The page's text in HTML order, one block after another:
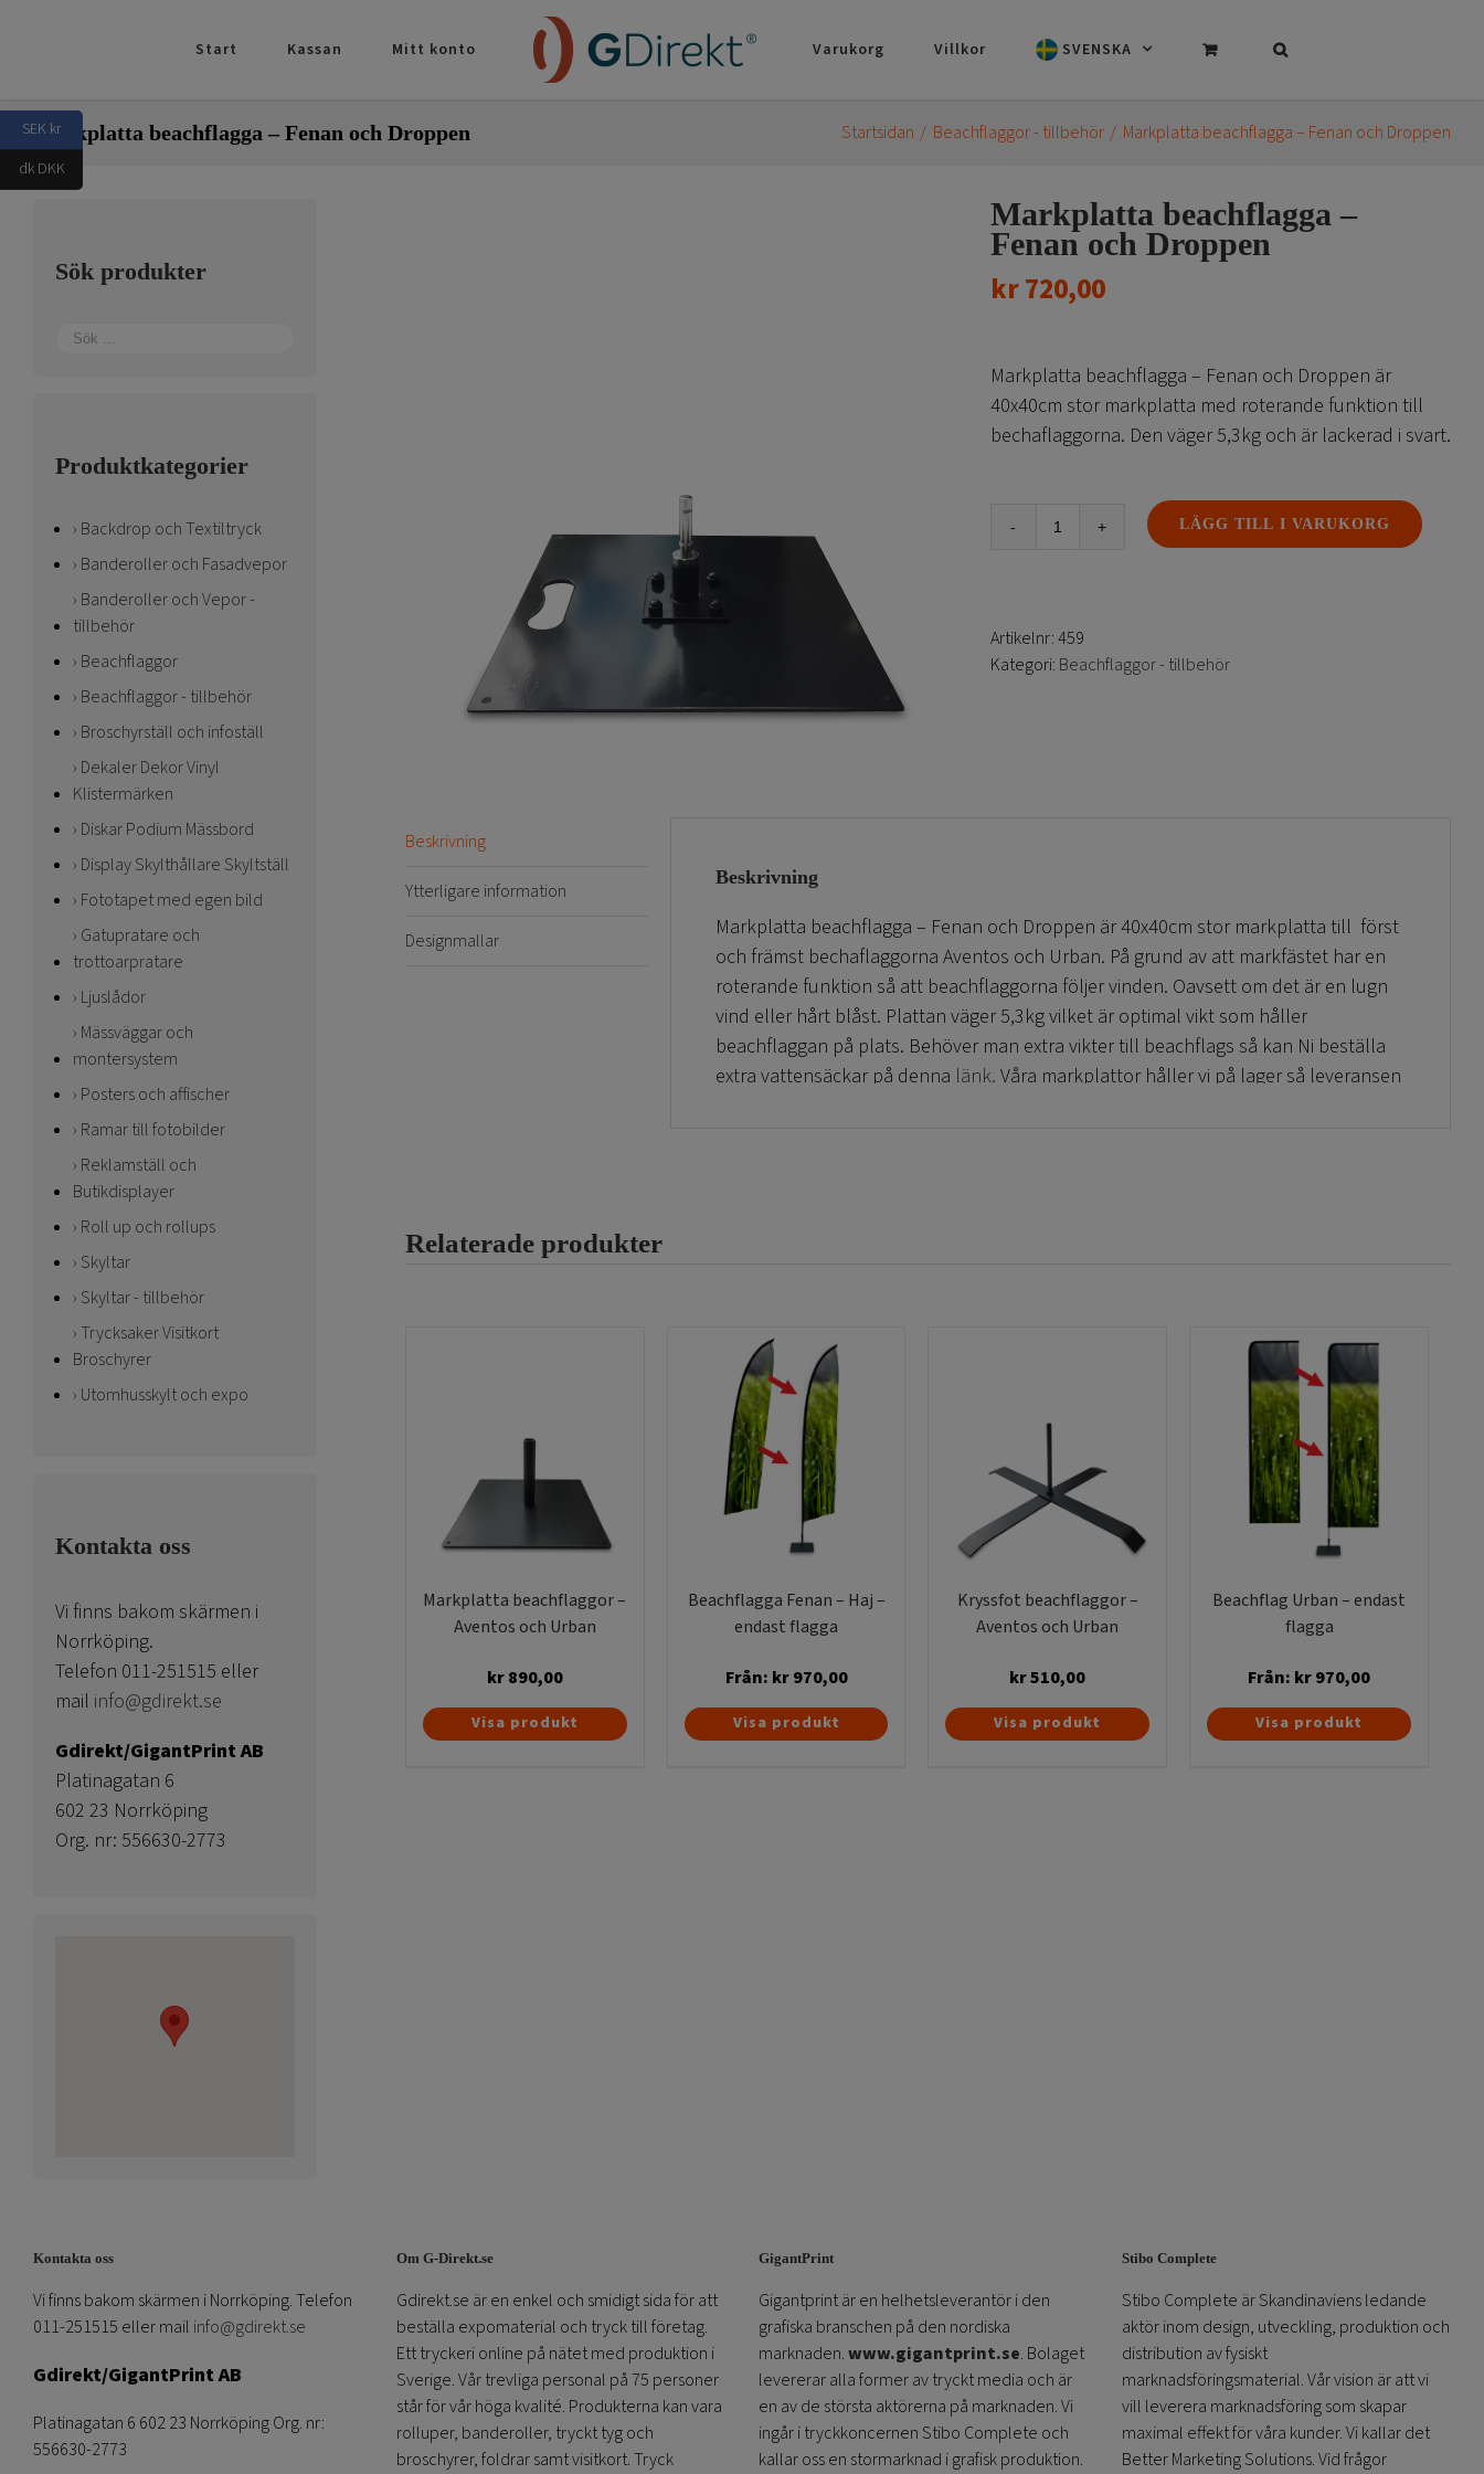
Start Kassan Mitt konto Varukorg Villkor SVENSKA
Markplatta beachflagga – Fenan och Droppen Startsidan Beachflaggor - tillbehör Markplatta beachflagga – Fenan och Droppen
Markplatta beachflagga –
Fenan och Droppen
kr720,00
Markplatta beachflagga – Fenan och Droppen är
40x40cm stor markplatta med roterande funktion till
bechaflaggorna. Den väger 5,3kg och är lackerad i svart.
Markplatta
och
Droppen
LÄGG TILL I VARUKORG
Artikelnr:459
Kategori: Beachflaggor - tillbehör
Beskrivning
Ytterligare information
Designmallar
Beskrivning
Markplatta beachflagga – Fenan och Droppen är 40x40cm stor markplatta till först
och främst bechaflaggorna Aventos och Urban. På grund av att markfästet har en
roterande funktion så att beachflaggorna följer vinden. Oavsett om det är en lugn
vind eller hårt blåst. Plattan väger 5,3kg vilket är optimal vikt som håller
beachflaggan på plats. Behöver man extra vikter till beachflags så kan Ni beställa
extra vattensäckar på denna länk. Våra markplattor håller vi på lager så leveransen
Relaterade produkter
Markplatta beachflaggor –
Aventos och Urban
kr890,00
Visa produkt
Beachflagga Fenan – Haj –
endast flagga
Från: kr970,00
Den
här
Visa produkt
Kryssfot beachflaggor –
Aventos och Urban
kr510,00
Visa produkt
Beachflag Urban – endast
flagga
Från: kr970,00
Den
här
Visa produkt
Sök produkter
Produktkategorier
Backdrop och Textiltryck
Banderoller och Fasadvepor
Banderoller och Vepor -
tillbehör
Beachflaggor
Beachflaggor - tillbehör
Broschyrställ och infoställ
Dekaler Dekor Vinyl
Klistermärken
Diskar Podium Mässbord
Display Skylthållare Skyltställ
Fototapet med egen bild
Gatupratare och
trottoarpratare
Ljuslådor
Mässväggar och
montersystem
Posters och affischer
Ramar till fotobilder
Reklamställ och
Butikdisplayer
Roll up och rollups
Skyltar
Skyltar - tillbehör
Trycksaker Visitkort
Broschyrer
Utomhusskylt och expo
Kontakta oss
Vi finns bakom skärmen i
Norrköping.
Telefon 011-251515 eller
mail info@gdirekt.se
Gdirekt/GigantPrint AB
Platinagatan 6
602 23 Norrköping
Org. nr: 556630-2773
Kontakta oss
Vi finns bakom skärmen i Norrköping. Telefon
011-251515 eller mail info@gdirekt.se
Gdirekt/GigantPrint AB
Platinagatan 6 602 23 Norrköping Org. nr:
556630-2773
Om G-Direkt.se
Gdirekt.se är en enkel och smidigt sida för att
beställa expomaterial och tryck till företag.
Ett tryckeri online på nätet med produktion i
Sverige. Vår trevliga personal på 75 personer
står för vår höga kvalité. Produkterna kan vara
rolluper, banderoller, tryckt tyg och
broschyrer, foldrar samt visitkort. Tryck
GigantPrint
Gigantprint är en helhetsleverantör i den
grafiska branschen på den nordiska
marknaden.www.gigantprint.se. Bolaget
levererar alla former av tryckt media och är
en av de största aktörerna på marknaden. Vi
ingår i tryckkoncernen Stibo Complete och
kallar oss en stormarknad i grafisk produktion.
Stibo Complete
Stibo Complete är Skandinaviens ledande
aktör inom design, utveckling, produktion och
distribution av fysiskt
marknadsföringsmaterial. Vår vision är att vi
vill leverera marknadsföring som skapar
maximal effekt för våra kunder. Vi kallar det
Better Marketing Solutions. Vid frågor
SEK kr
dk DKK